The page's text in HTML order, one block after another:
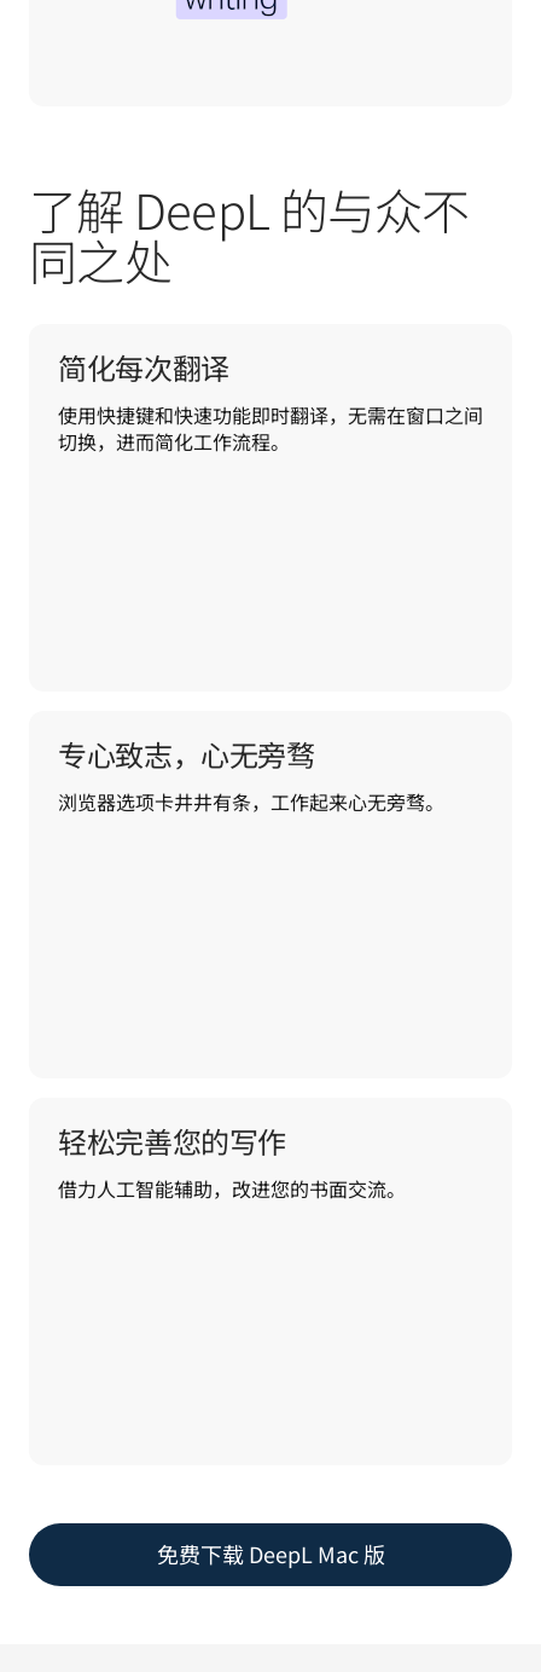
了解 DeepL 的与众不
同之处
简化每次翻译
使用快捷键和快速功能即时翻译，无需在窗口之间
切换，进而简化工作流程。
专心致志，心无旁骛
浏览器选项卡井井有条，工作起来心无旁骛。
轻松完善您的写作
借力人工智能辅助，改进您的书面交流。
免费下载 DeepL Mac 版